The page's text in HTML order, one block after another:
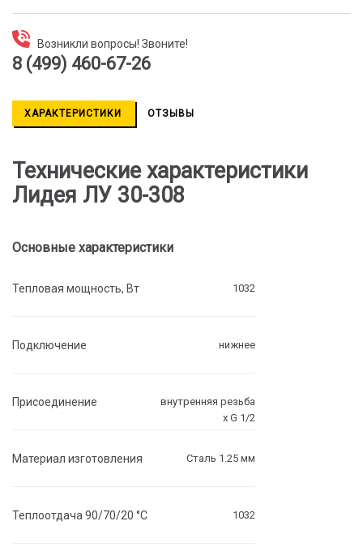
Возникли вопросы! Звоните!
8 (499) 460-67-26
ХАРАКТЕРИСТИКИ ОТЗЫВЫ
Технические характеристики
Лидея ЛУ 30-308
Основные характеристики
Тепловая мощность, Вт 1032
Подключение нижнее
Присоединение
внутренняя резьба
х G 1/2
Материал изготовления Сталь 1.25 мм
Теплоотдача 90/70/20 °C 1032